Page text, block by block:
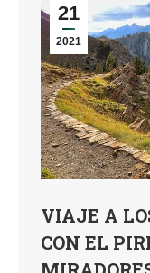
21
2021
VIAJE A
CON EL